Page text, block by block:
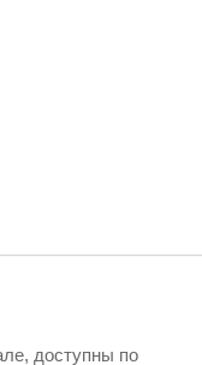
доступны по